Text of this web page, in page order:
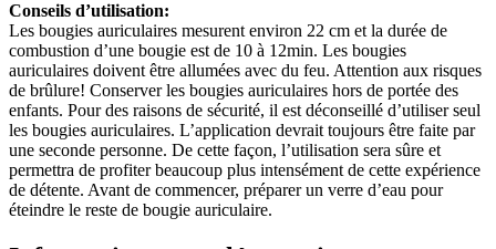
Conseils d’utilisation:
Les bougies auriculaires mesurent environ 22 cm et la durée de
combustion d’une bougie est de 10 à 12min. Les bougies
auriculaires doivent être allumées avec du feu. Attention aux risques
de brûlure! Conserver les bougies auriculaires hors de portée des
enfants. Pour des raisons de sécurité, il est déconseillé d’utiliser seul
les bougies auriculaires. L’application devrait toujours être faite par
une seconde personne. De cette façon, l’utilisation sera sûre et
permettra de profiter beaucoup plus intensément de cette expérience
de détente. Avant de commencer, préparer un verre d’eau pour
éteindre le reste de bougie auriculaire.